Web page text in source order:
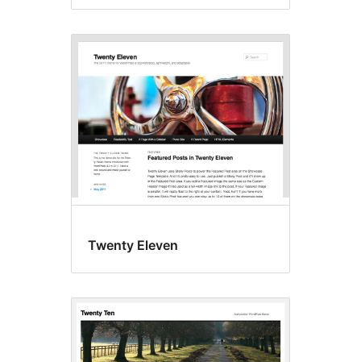
Twenty Eleven